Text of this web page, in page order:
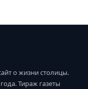
о жизни столицы.
Тираж газеты